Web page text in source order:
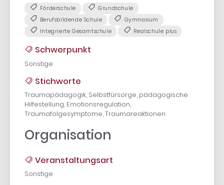
Förderschule
Grundschule
Berufsbildende Schule
Gymnasium
Integrierte Gesamtschule
Realschule plus
Schwerpunkt
Sonstige
Stichworte
Traumapädagogik, Selbstfürsorge, pädagogische
Hilfestellung, Emotionsregulation,
Traumafolgesymptome, Traumareaktionen
Organisation
Veranstaltungsart
Sonstige